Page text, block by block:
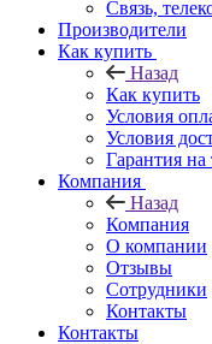
Связь,
Производители
Как купить
Назад
Как купить
Условия
Условия
Гарантия на
Компания
Назад
Компания
О компании
Отзывы
Сотрудники
Контакты
Контакты